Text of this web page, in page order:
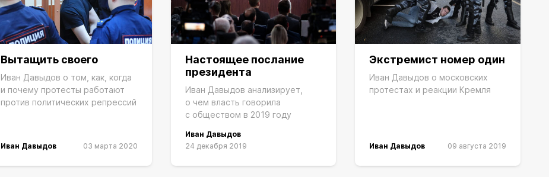
Вытащить своего
Иван Давыдов о том, как, когда
и почему протесты работают
против политических репрессий
Иван Давыдов 03 марта 2020
Настоящее послание
президента
Иван Давыдов анализирует,
о чем власть говорила
с обществом в 2019 году
Иван Давыдов
24 декабря 2019
Экстремист номер один
Иван Давыдов о московских
протестах и реакции Кремля
Иван Давыдов 09 августа 2019